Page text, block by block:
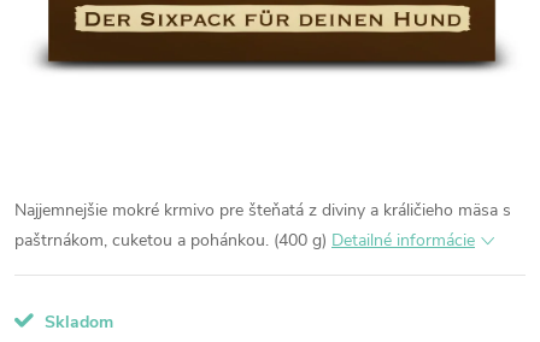
Najjemnejšie mokré krmivo pre šteňatá z diviny a králičieho mäsa s
paštrnákom, cuketou a pohánkou. (400 g) Detailné informácie
Skladom